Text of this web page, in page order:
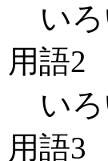
い
用語2
い
用語3